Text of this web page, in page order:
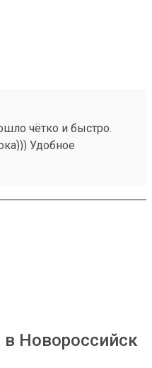
чётко и быстро.
Удобное
Новороссийск